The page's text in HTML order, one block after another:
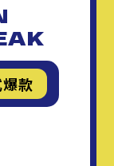
款